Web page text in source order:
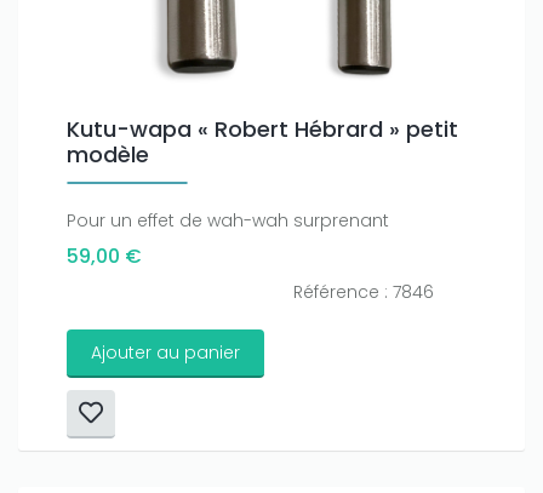
Kutu-wapa « Robert Hébrard » petit
modèle
Pour un effet de wah-wah surprenant
59,00 €
Référence : 7846
Ajouter au panier